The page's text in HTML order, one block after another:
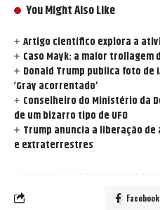
You Might Also Like
Artigo científico explora a
Caso Mayk: a maior
Donald Trump publica foto de
‘Gray acorrentado’
Conselheiro do Ministério da
de um bizarro tipo de UFO
Trump anuncia a liberação de
e extraterrestres
Facebook